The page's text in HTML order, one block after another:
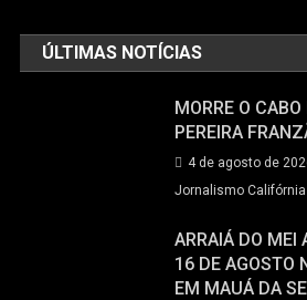
ÚLTIMAS NOTÍCIAS
MORRE O
PEREIRA
4 de agosto de
Jornalismo Califórnia
ARRAIÁ DO MEI
16 DE AGOSTO
EM MAUÁ DA